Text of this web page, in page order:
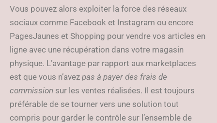
Vous pouvez alors exploiter la force des réseaux
sociaux comme Facebook et Instagram ou encore
PagesJaunes et Shopping pour vendre vos articles en
ligne avec une récupération dans votre magasin
physique. L’avantage par rapport aux marketplaces
est que vous n’avez pas à payer des frais de
commission sur les ventes réalisées. Il est toujours
préférable de se tourner vers une solution tout
compris pour garder le contrôle sur l’ensemble de